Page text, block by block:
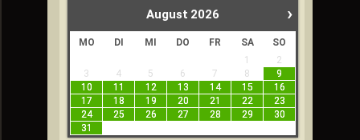
›
August 2026
MO DI MI DO FR SA
SO
1
2
3
4 5 6 7 8
9
10
11 12 13 14 15
16
17
18 19 20 21 22
23
24
25 26 27 28 29
30
31